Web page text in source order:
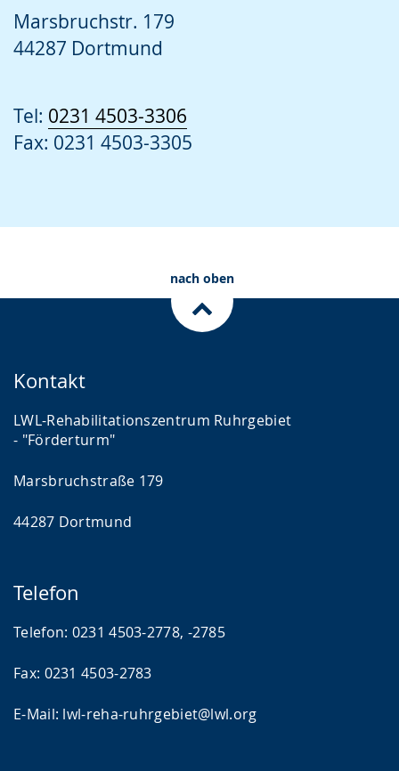
Marsbruchstr. 179
44287 Dortmund
Tel: 0231 4503-3306
Fax: 0231 4503-3305
nach oben
Kontakt
LWL-Rehabilitationszentrum Ruhrgebiet
- "Förderturm"
Marsbruchstraße 179
44287 Dortmund
Telefon
Telefon: 0231 4503-2778, -2785
Fax: 0231 4503-2783
E-Mail: lwl-reha-ruhrgebiet@lwl.org